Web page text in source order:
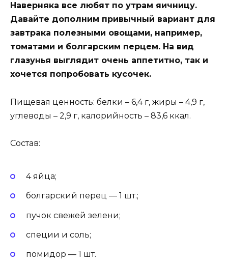
Наверняка все любят по утрам яичницу.
Давайте дополним привычный вариант для
завтрака полезными овощами, например,
томатами и болгарским перцем. На вид
глазунья выглядит очень аппетитно, так и
хочется попробовать кусочек.
Пищевая ценность: белки – 6,4 г, жиры – 4,9 г,
углеводы – 2,9 г, калорийность – 83,6 ккал.
Состав:
4 яйца;
болгарский перец — 1 шт.;
пучок свежей зелени;
специи и соль;
помидор — 1 шт.